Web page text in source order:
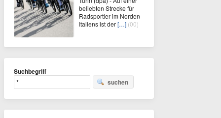
beliebten Strecke für
Radsportler im Norden
Italiens ist der[…] (00)
Suchbegriff
suchen